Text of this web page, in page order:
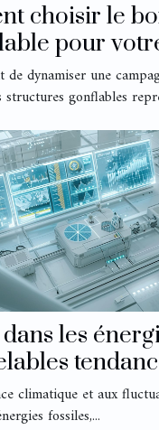
choisir le
pour
marketing
de dynamiser une
gonflables
les
climatique et aux
fossiles,...